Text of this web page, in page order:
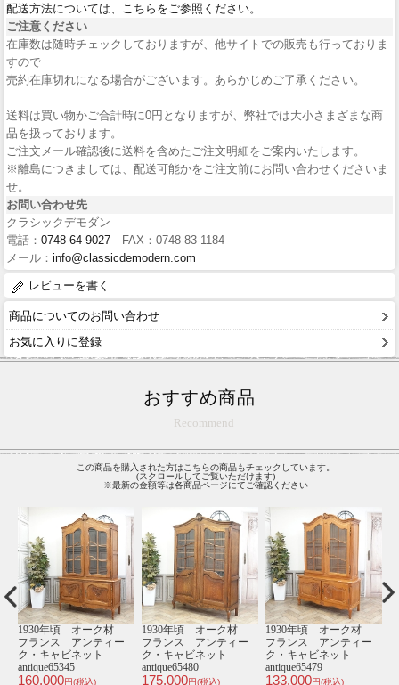
配送方法については、こちらをご参照ください。
ご注意ください
在庫数は随時チェックしておりますが、他サイトでの販売も行っておりま
すので
売約在庫切れになる場合がございます。あらかじめご了承ください。
送料は買い物かご合計時に0円となりますが、弊社では大小さまざまな商
品を扱っております。
ご注文メール確認後に送料を含めたご注文明細をご案内いたします。
※離島につきましては、配送可能かをご注文前にお問い合わせくださいま
せ。
お問い合わせ先
クラシックデモダン
電話： 0748-64-9027 FAX：0748-83-1184
メール： info@classicdemodern.com
レビューを書く
商品についてのお問い合わせ
お気に入りに登録
おすすめ商品
Recommend
この商品を購入された方はこちらの商品もチェックしています。
(スクロールしてご覧いただけます)
※最新の金額等は各商品ページにてご確認ください
1910年頃 オーク材
フランス アンティー
ク・キャビネット
antique65305
490,000円(税込)
1930年頃 オーク材
フランス アンティー
ク・キャビネット
antique65505
175,000円(税込)
1930年頃 オーク材
フランス アンティー
ク・キャビネット
antique65497
160,000円(税込)